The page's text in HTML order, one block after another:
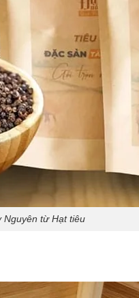
Nguyên từ Hạt tiêu